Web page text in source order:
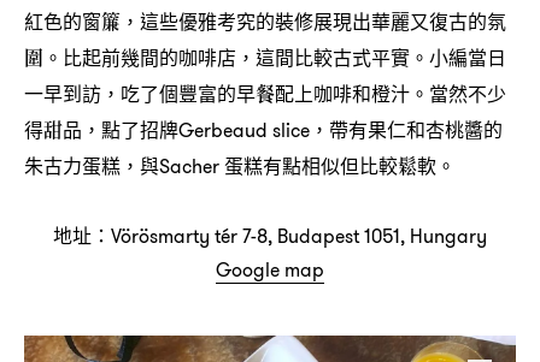
紅色的窗簾 ， 這些優雅考究的裝修展現出華麗又復古的氛
圍。比起前幾間的咖啡店 ， 這間比較古式平實。小編當日
一早到訪 ， 吃了個豐富的早餐配上咖啡和橙汁。當然不少
得甜品 ， 點了招牌Gerbeaud slice， 帶有果仁和杏桃醬的
朱古力蛋糕 ， 與Sacher蛋糕有點相似但比較鬆軟。
地址 ：Vörösmarty tér 7-8, Budapest 1051, Hungary
Google map